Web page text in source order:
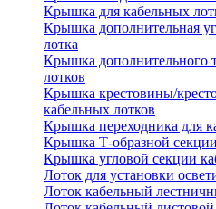
Крышка для кабельных
Крышка дополнительная
лотка
Крышка дополнительного
лотков
Крышка крестовины/
кабельных лотков
Крышка переходника для
Крышка Т-образной секции
Крышка угловой секции
Лоток для установки
Лоток кабельный